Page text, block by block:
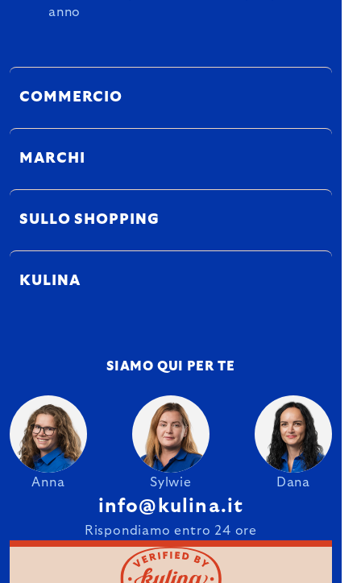
anno
COMMERCIO
MARCHI
SULLO SHOPPING
KULINA
SIAMO QUI PER TE
Anna Sylwie Dana
info@kulina.it
Rispondiamo entro 24 ore